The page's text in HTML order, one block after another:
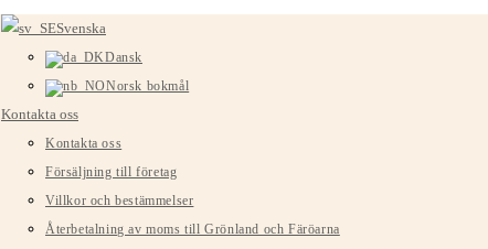
Svenska
Dansk
Norsk bokmål
Kontakta oss
Kontakta oss
Försäljning till företag
Villkor och bestämmelser
Återbetalning av moms till Grönland och Färöarna